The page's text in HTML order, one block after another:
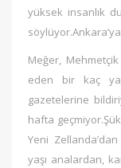
yüksek insanlık
Meğer,
eden bir kaç
gazetelerine
hafta
Yeni
yaşı analardan,